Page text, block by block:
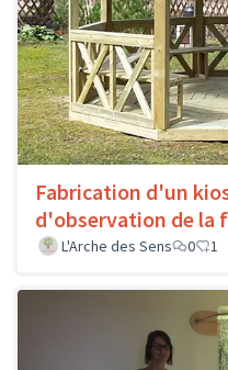
Fabrication d'un
d'observation de la
L'Arche des Sens
0 1